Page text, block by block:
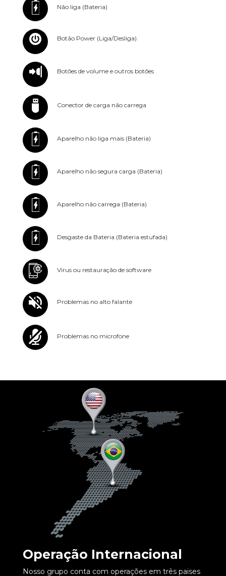
Não liga (Bateria)
Botão Power (Liga/Desliga)
Botões de volume e outros botões
Conector de carga não carrega
Aparelho não liga mais (Bateria)
Aparelho não segura carga (Bateria)
Aparelho não carrega (Bateria)
Desgaste da Bateria (Bateria estufada)
Virus ou restauração de software
Problemas no alto falante
Problemas no microfone
Operação Internacional
Nosso grupo conta com operações em três paises